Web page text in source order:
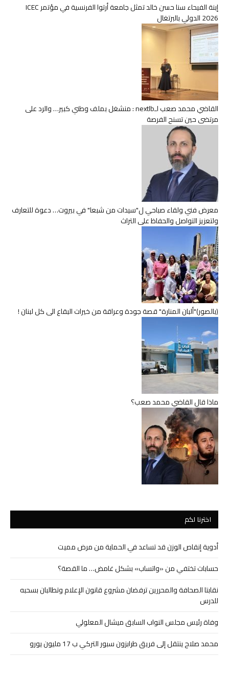
إبنة الفيحاء سنا حسن خالد تمثل جامعة أرتوا الفرنسية في مؤتمر ICEC
2026 الدولي بالبرتغال
القاضي محمد صعب لـnextlb : منشغل بملف وطني كبير… والرد على
مرتضى حين تسنح الفرصة
معرض فني ولقاء صباحي ل"سيدات من شبعا" في بيروت… دعوة للتعارف
ولتعزيز التواصل والحفاظ على التراث
(بالصور)"ألبان المنارة" قصة جودة وعراقة من خيرات البقاع الى كل لبنان !
ماذا قال القاضي محمد صعب؟
اخترنا لكم
أدوية إنقاص الوزن قد تساعد في الحماية من مرض مميت
حسابات تختفي من «واتساب» بشكل غامض… ما القصة؟
نقابتا الصحافة والمحررين ترفضان مشروع قانون الإعلام وتطالبان بسحبه
للدرس
وفاة رئيس مجلس النواب السابق ميشال المعلولي
محمد صلاح ينتقل إلى فريق طرابزون سبور التركي ب 17 مليون يورو